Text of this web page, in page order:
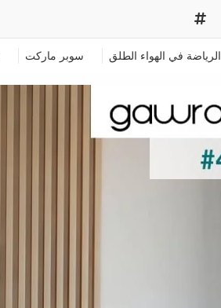
الرياضة في الهواء الطلق سوبر ماركت